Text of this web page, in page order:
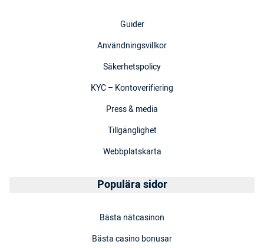
Guider
Användningsvillkor
Säkerhetspolicy
KYC – Kontoverifiering
Press & media
Tillgänglighet
Webbplatskarta
Populära sidor
Bästa nätcasinon
Bästa casino bonusar